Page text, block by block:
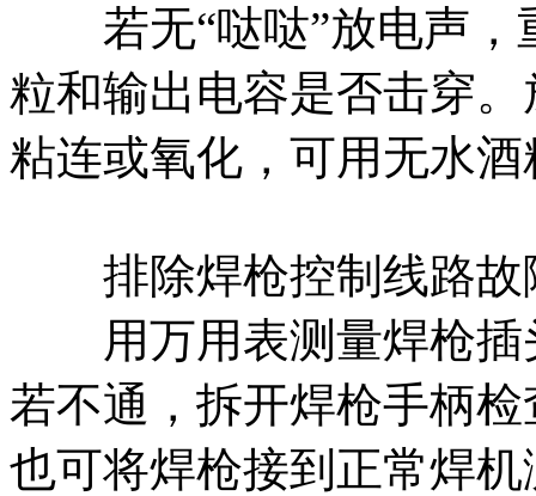
若无“哒哒”放电声，
粒和输出电容是否击穿
粘连或氧化，可用无水
排除焊枪控制线路故
用万用表测量焊枪插
若不通，拆开焊枪手柄
也可将焊枪接到正常焊